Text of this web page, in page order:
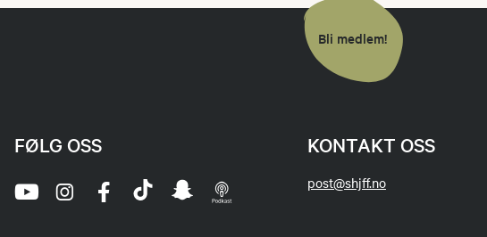
Bli medlem!
KONTAKT OSS
post@shjff.no
FØLG OSS